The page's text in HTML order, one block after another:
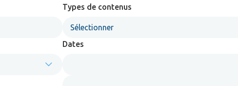
Types de contenus
Sélectionner
Dates